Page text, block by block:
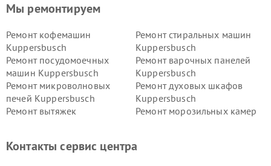
Мы ремонтируем
Ремонт кофемашин
Kuppersbusch
Ремонт стиральных машин
Kuppersbusch
Ремонт посудомоечных
машин Kuppersbusch
Ремонт варочных панелей
Kuppersbusch
Ремонт микроволновых
печей Kuppersbusch
Ремонт духовых шкафов
Kuppersbusch
Ремонт вытяжек
Ремонт морозильных камер
Kuppersbusch
вакуумных упаковщиков
Контакты сервис центра